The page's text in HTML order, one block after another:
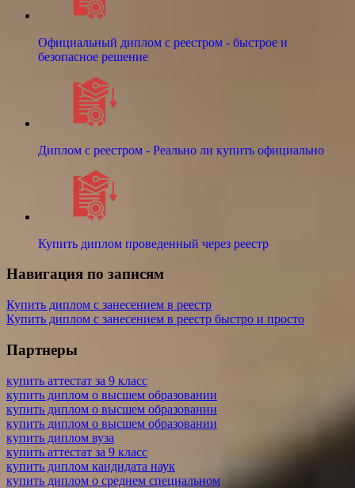
Официальный диплом с реестром - быстрое и
безопасное решение
Диплом с реестром - Реально ли купить официально
Купить диплом проведенный через реестр
Навигация по записям
Купить диплом с занесением в реестр
Купить диплом с занесением в реестр быстро и просто
Партнеры
купить аттестат за 9 класс
купить диплом о высшем образовании
купить диплом о высшем образовании
купить диплом о высшем образовании
купить диплом вуза
купить аттестат за 9 класс
купить диплом кандидата наук
купить диплом о среднем специальном